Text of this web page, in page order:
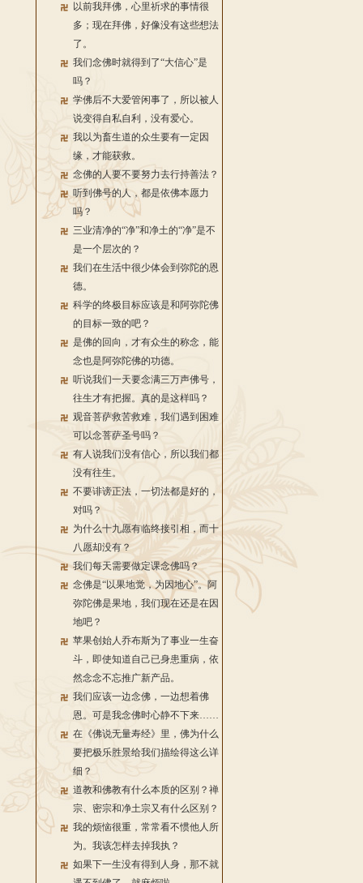
以前我拜佛，心里祈求的事情很
多；现在拜佛，好像没有这些想法
了。
我们念佛时就得到了“大信心”是
吗？
学佛后不大爱管闲事了，所以被人
说变得自私自利，没有爱心。
我以为畜生道的众生要有一定因
缘，才能获救。
念佛的人要不要努力去行持善法？
听到佛号的人，都是依佛本愿力
吗？
三业清净的“净”和净土的“净”是不
是一个层次的？
我们在生活中很少体会到弥陀的恩
德。
科学的终极目标应该是和阿弥陀佛
的目标一致的吧？
是佛的回向，才有众生的称念，能
念也是阿弥陀佛的功德。
听说我们一天要念满三万声佛号，
往生才有把握。真的是这样吗？
观音菩萨救苦救难，我们遇到困难
可以念菩萨圣号吗？
有人说我们没有信心，所以我们都
没有往生。
不要诽谤正法，一切法都是好的，
对吗？
为什么十九愿有临终接引相，而十
八愿却没有？
我们每天需要做定课念佛吗？
念佛是“以果地觉，为因地心”。阿
弥陀佛是果地，我们现在还是在因
地吧？
苹果创始人乔布斯为了事业一生奋
斗，即使知道自己已身患重病，依
然念念不忘推广新产品。
我们应该一边念佛，一边想着佛
恩。可是我念佛时心静不下来……
在《佛说无量寿经》里，佛为什么
要把极乐胜景给我们描绘得这么详
细？
道教和佛教有什么本质的区别？禅
宗、密宗和净土宗又有什么区别？
我的烦恼很重，常常看不惯他人所
为。我该怎样去掉我执？
如果下一生没有得到人身，那不就